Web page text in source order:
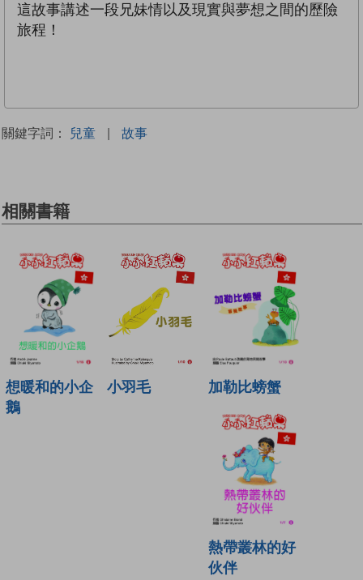
這故事講述一段兄妹情以及現實與夢想之間的歷險
旅程！
關鍵字詞： 兒童 | 故事
相關書籍
想暖和的小企
鵝
小羽毛 加勒比螃蟹
熱帶叢林的好
伙伴